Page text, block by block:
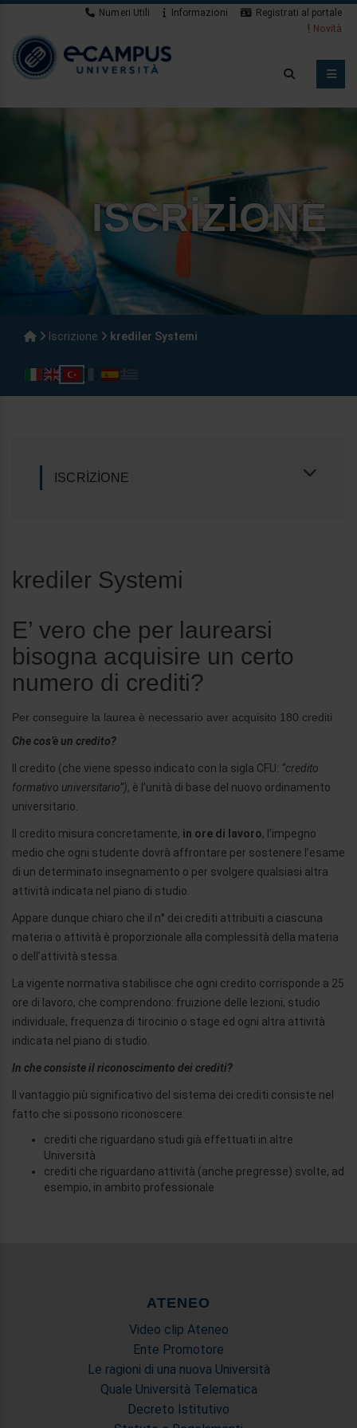
Numeri Utili Informazioni
Registrati al portale
Novità
ISCRIZIONE
Iscrizione krediler Systemi
ISCRIZIONE
krediler Systemi
E’ vero che per laurearsi
bisogna acquisire un certo
numero di crediti?
Per conseguire la laurea è necessario aver acquisito 180 crediti
Che cos’è un credito?
Il credito (che viene spesso indicato con la sigla CFU: “credito
formativo universitario”), è l’unità di base del nuovo ordinamento
universitario.
Il credito misura concretamente, in ore di lavoro, l’impegno
medio che ogni studente dovrà affrontare per sostenere l’esame
di un determinato insegnamento o per svolgere qualsiasi altra
attività indicata nel piano di studio.
Appare dunque chiaro che il n° dei crediti attribuiti a ciascuna
materia o attività è proporzionale alla complessità della materia
o dell’attività stessa.
La vigente normativa stabilisce che ogni credito corrisponde a 25
ore di lavoro, che comprendono: fruizione delle lezioni, studio
individuale, frequenza di tirocinio o stage ed ogni altra attività
indicata nel piano di studio.
In che consiste il riconoscimento dei crediti?
Il vantaggio più significativo del sistema dei crediti consiste nel
fatto che si possono riconoscere:
crediti che riguardano studi già effettuati in altre
Università
crediti che riguardano attività (anche pregresse) svolte, ad
esempio, in ambito professionale
ATENEO
Video clip Ateneo
Ente Promotore
Le ragioni di una nuova Università
Quale Università Telematica
Decreto Istitutivo